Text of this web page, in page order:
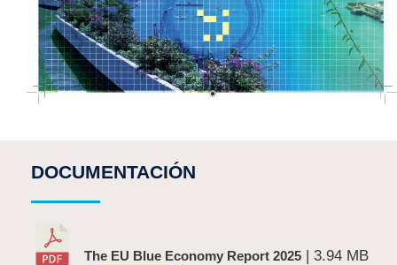
DOCUMENTACIÓN
The EU Blue Economy Report 2025 | 3.94 MB